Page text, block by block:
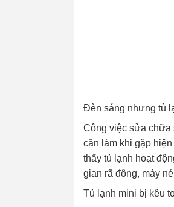
Đèn sáng nhưng tủ
Công việc sửa chữa
cần làm khi gặp
thấy tủ lạnh hoạt
gian rã đông, máy
Tủ lạnh mini bị kêu